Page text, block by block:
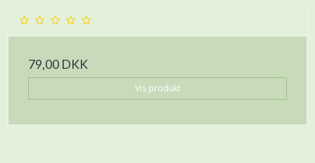
79,00 DKK
Vis produkt